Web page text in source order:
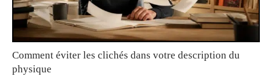
Comment éviter les clichés dans votre description du
physique